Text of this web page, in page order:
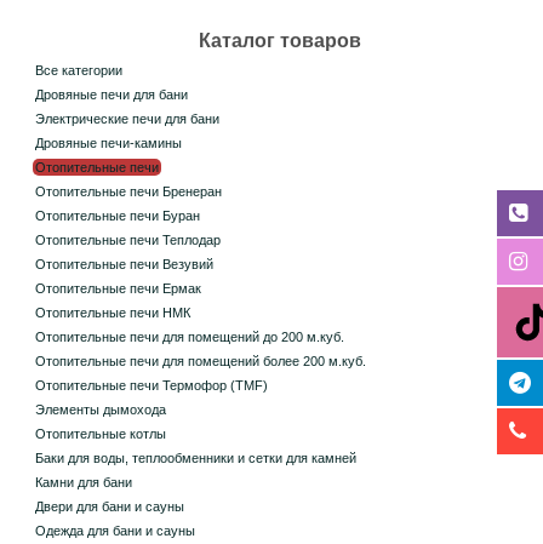
Каталог товаров
Все категории
Дровяные печи для бани
Электрические печи для бани
Дровяные печи-камины
Отопительные печи
Отопительные печи Бренеран
Отопительные печи Буран
Отопительные печи Теплодар
Отопительные печи Везувий
Отопительные печи Ермак
Отопительные печи НМК
Отопительные печи для помещений до 200 м.куб.
Отопительные печи для помещений более 200 м.куб.
Отопительные печи Термофор (TMF)
Элементы дымохода
Отопительные котлы
Баки для воды, теплообменники и сетки для камней
Камни для бани
Двери для бани и сауны
Одежда для бани и сауны